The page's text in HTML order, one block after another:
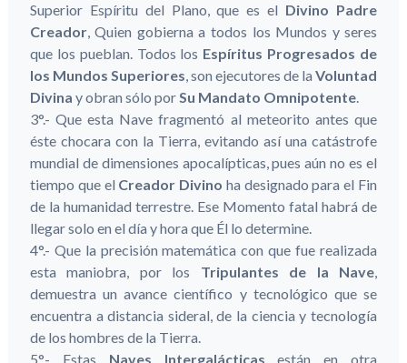
Superior Espíritu del Plano, que es el Divino Padre
Creador, Quien gobierna a todos los Mundos y seres
que los pueblan. Todos los Espíritus Progresados de
los Mundos Superiores, son ejecutores de laVoluntad
Divina y obran sólo porSu Mandato Omnipotente.
3°.- Que esta Nave fragmentó al meteorito antes que
éste chocara con la Tierra, evitando así una catástrofe
mundial de dimensiones apocalípticas, pues aún no es el
tiempo que el Creador Divino ha designado para el Fin
de la humanidad terrestre. Ese Momento fatal habrá de
llegar solo en el día y hora que Él lo determine.
4°.- Que la precisión matemática con que fue realizada
esta maniobra, por los Tripulantes de la Nave,
demuestra un avance científico y tecnológico que se
encuentra a distancia sideral, de la ciencia y tecnología
de los hombres de la Tierra.
5°.- Estas Naves Intergalácticasestán en otra